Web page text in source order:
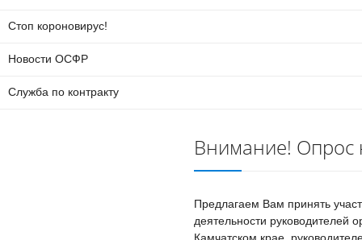
Стоп короновирус!
Новости ОСФР
Служба по контракту
Внимание! Опрос
Предлагаем Вам принять
деятельности руководителей